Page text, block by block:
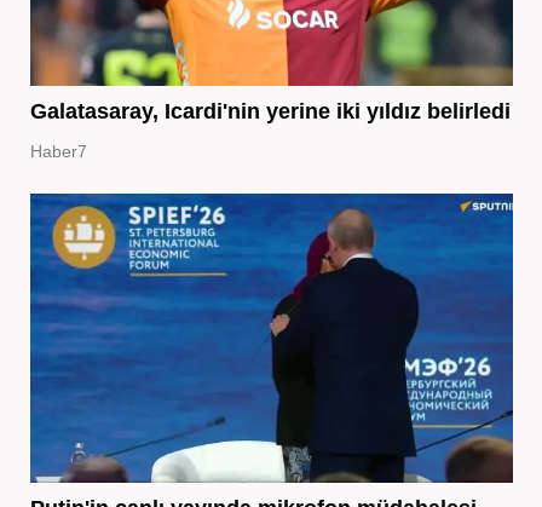
Galatasaray, Icardi'nin yerine iki yıldız belirledi
Haber7